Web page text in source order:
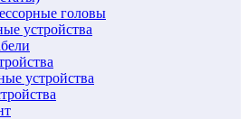
головы
устройства
устройства